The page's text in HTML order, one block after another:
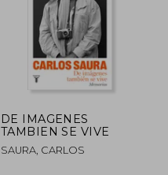
DE IMAGENES
TAMBIEN SE VIVE
SAURA, CARLOS